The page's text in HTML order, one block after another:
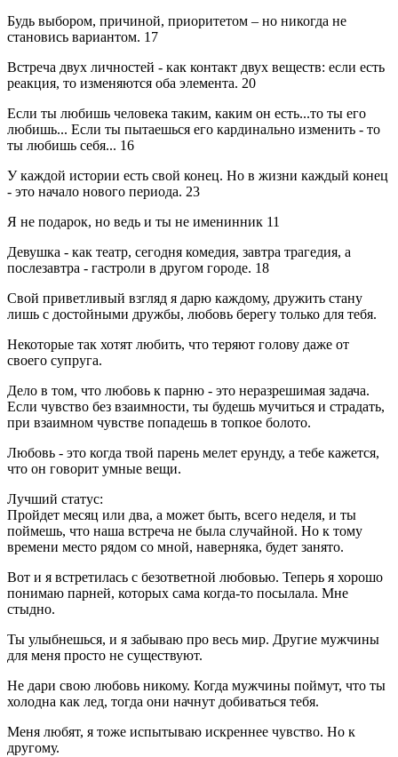
Будь выбором, причиной, приоритетом – но никогда не
становись вариантом. 17
Встреча двух личностей - как контакт двух веществ: если есть
реакция, то изменяются оба элемента. 20
Если ты любишь человека таким, каким он есть...то ты его
любишь... Если ты пытаешься его кардинально изменить - то
ты любишь себя... 16
У каждой истории есть свой конец. Но в жизни каждый конец
- это начало нового периода. 23
Я не подарок, но ведь и ты не именинник 11
Девушка - как театр, сегодня комедия, завтра трагедия, а
послезавтра - гастроли в другом городе. 18
Свой приветливый взгляд я дарю каждому, дружить стану
лишь с достойными дружбы, любовь берегу только для тебя.
Некоторые так хотят любить, что теряют голову даже от
своего супруга.
Дело в том, что любовь к парню - это неразрешимая задача.
Если чувство без взаимности, ты будешь мучиться и страдать,
при взаимном чувстве попадешь в топкое болото.
Любовь - это когда твой парень мелет ерунду, а тебе кажется,
что он говорит умные вещи.
Лучший статус:
Пройдет месяц или два, а может быть, всего неделя, и ты
поймешь, что наша встреча не была случайной. Но к тому
времени место рядом со мной, наверняка, будет занято.
Вот и я встретилась с безответной любовью. Теперь я хорошо
понимаю парней, которых сама когда-то посылала. Мне
стыдно.
Ты улыбнешься, и я забываю про весь мир. Другие мужчины
для меня просто не существуют.
Не дари свою любовь никому. Когда мужчины поймут, что ты
холодна как лед, тогда они начнут добиваться тебя.
Меня любят, я тоже испытываю искреннее чувство. Но к
другому.